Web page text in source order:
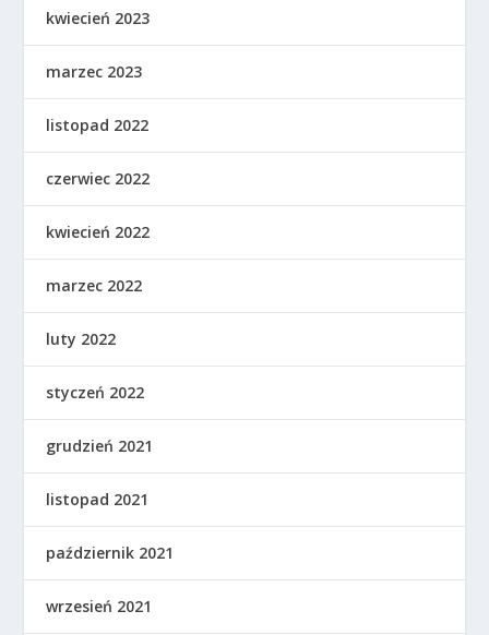
kwiecień 2023
marzec 2023
listopad 2022
czerwiec 2022
kwiecień 2022
marzec 2022
luty 2022
styczeń 2022
grudzień 2021
listopad 2021
październik 2021
wrzesień 2021